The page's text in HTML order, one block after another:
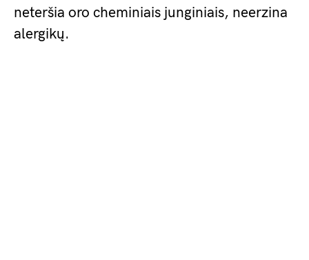
neteršia oro cheminiais junginiais, neerzina
alergikų.